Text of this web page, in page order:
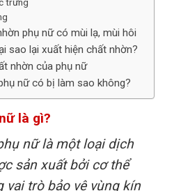
phụ nữ có mùi lạ, mùi hôi
sao lại xuất hiện chất nhờn?
nhờn của phụ nữ
nữ có bị làm sao không?
là gì?
nữ là một loại dịch
sản xuất bởi cơ thể
vai trò bảo vệ vùng kín